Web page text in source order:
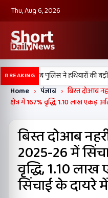
Thu, Aug 6, 2026
BREAKING
और पंजाब पुलिस ने हथियारों की बड़ी
Home › पंजाब › बिस्त दोआब
क्षेत्र में 167% वृद्धि, 1.10 लाख एकड़
बिस्त दोआब
2025-26 में
वृद्धि, 1.10 लाख
सिंचाई के दायरे